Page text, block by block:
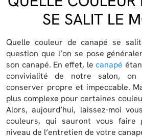
SE SALIT LE
Quelle couleur de canapé se
question que l’on se pose
son canapé. En effet, lecanapé
convivialité de notre salon, on
conserver propre et impeccable.
plus complexe pour certaines
Alors, aujourd’hui, laissez-moi
couleurs, qui sauront vous faire
niveau de l’entretien de votre